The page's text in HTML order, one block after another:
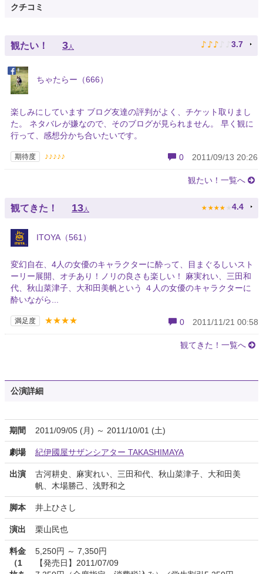
クチコミ
観たい！ 3人 ♪ ♪ ♪ ♪ ♪ 3.7
ちゃたらー（666）
楽しみにしています ブログ友達の評判がよく、チケット取りまし
た。 ネタバレが嫌なので、そのブログが見られません。 早く観に
行って、感想分かち合いたいです。
期待度 ♪♪♪♪♪ 0 2011/09/13 20:26
観たい！一覧へ
観てきた！ 13 人 ★ ★ ★ ★ ★ 4.4
ITOYA（561）
変幻自在、4人の女優のキャラクターに酔って、目まぐるしいスト
ーリー展開、オチあり！ノリの良さも楽しい！ 麻実れい、三田和
代、秋山菜津子、大和田美帆という ４人の女優のキャラクターに
酔いながら...
満足度 ★★★★ 0 2011/11/21 00:58
観てきた！一覧へ
公演詳細
期間 2011/09/05 (月) ～ 2011/10/01 (土)
劇場 紀伊國屋サザンシアター TAKASHIMAYA
出演
古河耕史、麻実れい、三田和代、秋山菜津子、大和田美
帆、木場勝己、浅野和之
脚本 井上ひさし
演出 栗山民也
料金
（1
5,250円 ～ 7,350円
【発売日】2011/07/09